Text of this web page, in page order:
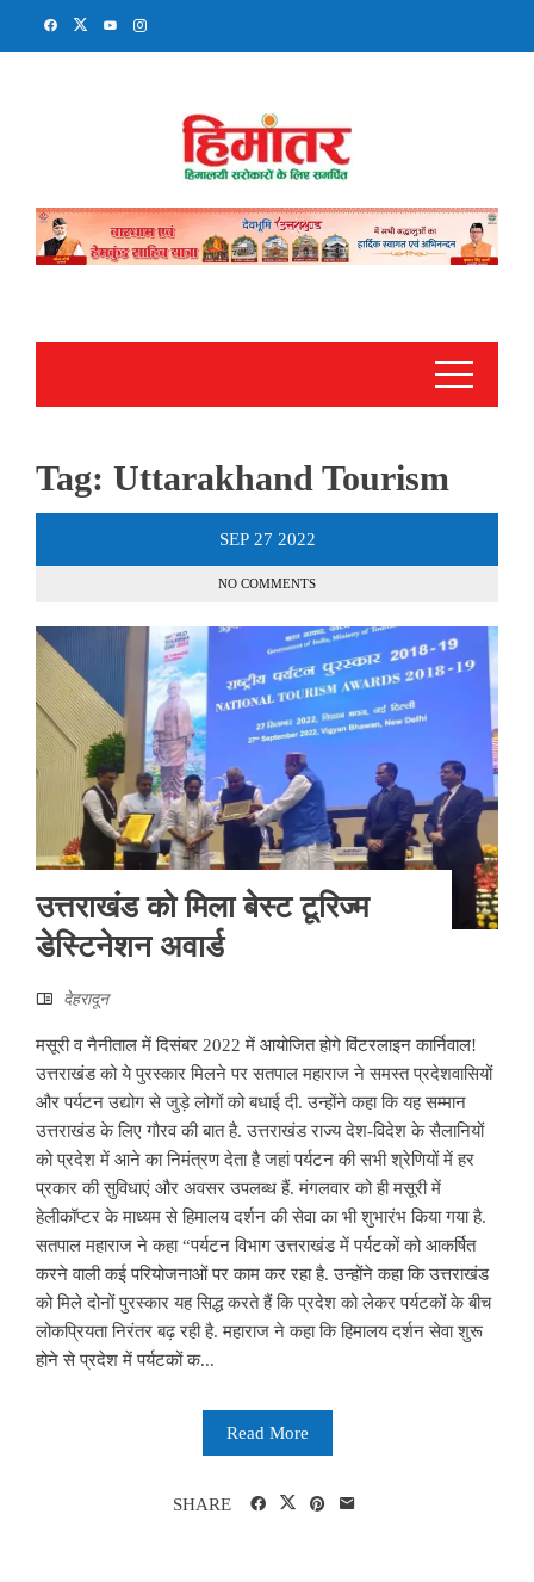
Tag: Uttarakhand Tourism
SEP 27 2022
NO COMMENTS
उत्तराखंड को मिला बेस्ट टूरिज्म
डेस्टिनेशन अवार्ड
देहरादून
मसूरी व नैनीताल में दिसंबर 2022 में आयोजित होगे विंटरलाइन कार्निवाल!
उत्तराखंड को ये पुरस्कार मिलने पर सतपाल महाराज ने समस्त प्रदेशवासियों
और पर्यटन उद्योग से जुड़े लोगों को बधाई दी. उन्होंने कहा कि यह सम्मान
उत्तराखंड के लिए गौरव की बात है. उत्तराखंड राज्य देश-विदेश के सैलानियों
को प्रदेश में आने का निमंत्रण देता है जहां पर्यटन की सभी श्रेणियों में हर
प्रकार की सुविधाएं और अवसर उपलब्ध हैं. मंगलवार को ही मसूरी में
हेलीकॉप्टर के माध्यम से हिमालय दर्शन की सेवा का भी शुभारंभ किया गया है.
सतपाल महाराज ने कहा “पर्यटन विभाग उत्तराखंड में पर्यटकों को आकर्षित
करने वाली कई परियोजनाओं पर काम कर रहा है. उन्होंने कहा कि उत्तराखंड
को मिले दोनों पुरस्कार यह सिद्ध करते हैं कि प्रदेश को लेकर पर्यटकों के बीच
लोकप्रियता निरंतर बढ़ रही है. महाराज ने कहा कि हिमालय दर्शन सेवा शुरू
होने से प्रदेश में पर्यटकों क...
Read More
SHARE